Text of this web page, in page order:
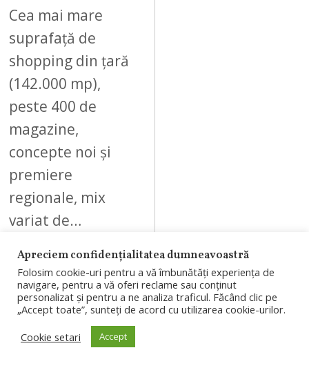
Cea mai mare
suprafață de
shopping din țară
(142.000 mp),
peste 400 de
magazine,
concepte noi și
premiere
regionale, mix
variat de…
10
Apreciem confidențialitatea dumneavoastră
Folosim cookie-uri pentru a vă îmbunătăți experiența de
navigare, pentru a vă oferi reclame sau conținut
personalizat și pentru a ne analiza traficul. Făcând clic pe
„Accept toate”, sunteți de acord cu utilizarea cookie-urilor.
Cookie setari
Accept